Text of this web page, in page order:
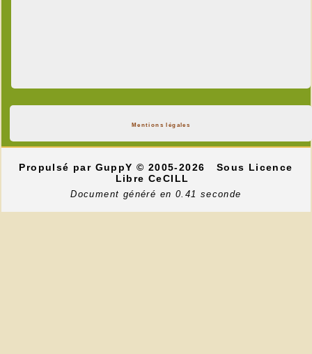
Mentions légales
Propulsé par GuppY© 2005-2026
Sous Licence
Libre CeCILL
Document généré en 0.41 seconde